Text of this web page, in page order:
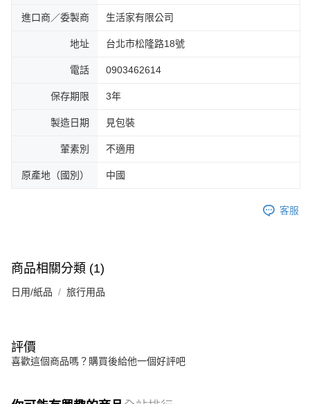
進口商／委製商 生活家有限公司
地址 台北市松隆路18號
電話 0903462614
保存期限 3年
製造日期 見包裝
葷素別 不適用
原產地（國別） 中國
客服
商品相關分類 (1)
日用/紙品 旅行用品
評價
喜歡這個商品嗎？購買後給他一個好評吧